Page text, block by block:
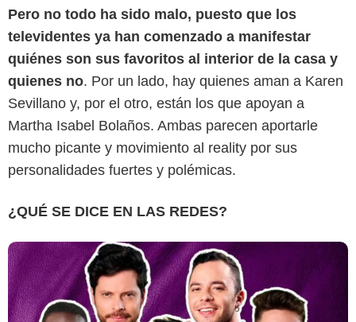
Pero no todo ha sido malo, puesto que los
televidentes ya han comenzado a manifestar
quiénes son sus favoritos al interior de la casa y
quienes no. Por un lado, hay quienes aman a Karen
Sevillano y, por el otro, están los que apoyan a
Martha Isabel Bolaños. Ambas parecen aportarle
mucho picante y movimiento al reality por sus
personalidades fuertes y polémicas.
¿QUÉ SE DICE EN LAS REDES?
Canal RCN